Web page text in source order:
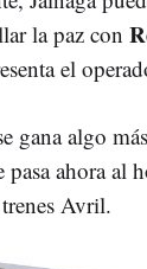
la paz con
el
gana algo
ahora al
Avril.